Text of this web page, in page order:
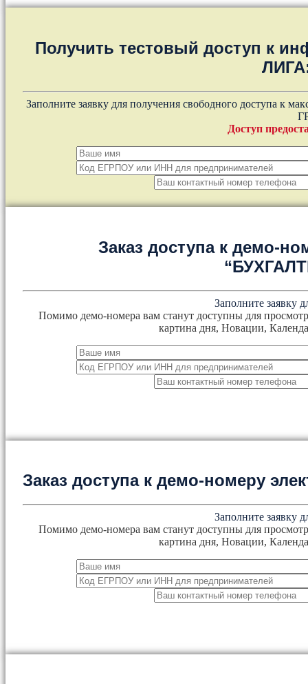
Получить тестовый доступ к
Заполните заявку для получения свободного доступа к
Доступ
Заказ доступа к демо-
Заполните заявку
Помимо демо-номера вам станут доступны для
картина дня, Новации,
Заказ доступа к демо-номеру
Заполните заявку
Помимо демо-номера вам станут доступны для
картина дня, Новации,